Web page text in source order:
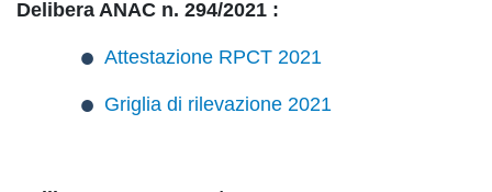
Delibera ANAC n. 294/2021 :
Attestazione RPCT 2021
Griglia di rilevazione 2021